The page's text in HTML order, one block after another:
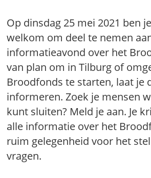
Op dinsdag 25 mei 2021 ben
welkom om deel te nemen
informatieavond over het
van plan om in Tilburg of
Broodfonds te starten, laat je
informeren. Zoek je mensen
kunt sluiten? Meld je aan. Je
alle informatie over het
ruim gelegenheid voor het
vragen.